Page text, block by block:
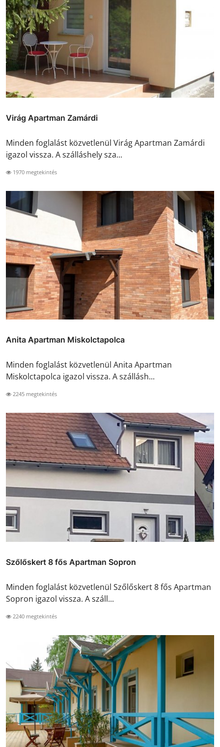
Virág Apartman Zamárdi
Minden foglalást közvetlenül Virág Apartman Zamárdi
igazol vissza. A szálláshely sza...
1970 megtekintés
Anita Apartman Miskolctapolca
Minden foglalást közvetlenül Anita Apartman
Miskolctapolca igazol vissza. A szállásh...
2245 megtekintés
Szőlőskert 8 fős Apartman Sopron
Minden foglalást közvetlenül Szőlőskert 8 fős Apartman
Sopron igazol vissza. A száll...
2240 megtekintés